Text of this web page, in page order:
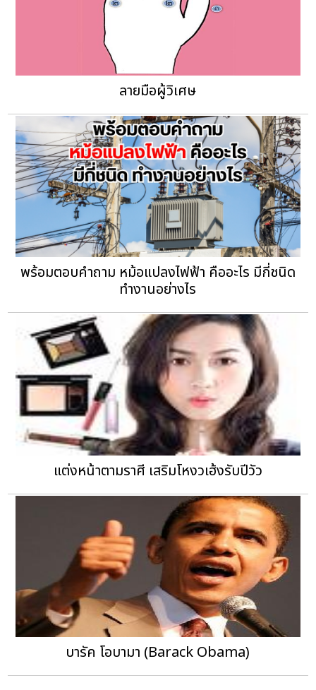
ลายมือผู้วิเศษ
พร้อมตอบคำถาม หม้อแปลงไฟฟ้า คืออะไร มีกี่ชนิด
ทำงานอย่างไร
แต่งหน้าตามราศี เสริมโหงวเฮ้งรับปีวัว
บารัค โอบามา (Barack Obama)